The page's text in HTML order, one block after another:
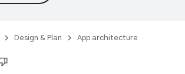
Design & Plan App architecture